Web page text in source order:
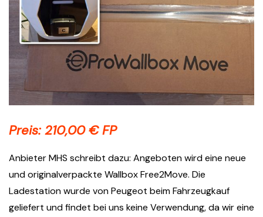
Preis: 210,00 € FP
Anbieter MHS schreibt dazu: Angeboten wird eine neue
und originalverpackte Wallbox Free2Move. Die
Ladestation wurde von Peugeot beim Fahrzeugkauf
geliefert und findet bei uns keine Verwendung, da wir eine